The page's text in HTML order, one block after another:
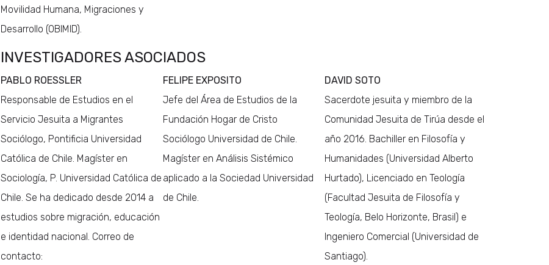
Movilidad Humana, Migraciones y
Desarrollo (OBIMID).
INVESTIGADORES ASOCIADOS
PABLO ROESSLER
Responsable de Estudios en el
Servicio Jesuita a Migrantes
Sociólogo, Pontificia Universidad
Católica de Chile. Magíster en
Sociología, P. Universidad Católica de
Chile. Se ha dedicado desde 2014 a
estudios sobre migración, educación
e identidad nacional. Correo de
contacto:
FELIPE EXPOSITO
Jefe del Área de Estudios de la
Fundación Hogar de Cristo
Sociólogo Universidad de Chile.
Magíster en Análisis Sistémico
aplicado a la Sociedad Universidad
de Chile.
DAVID SOTO
Sacerdote jesuita y miembro de la
Comunidad Jesuita de Tirúa desde el
año 2016. Bachiller en Filosofía y
Humanidades (Universidad Alberto
Hurtado), Licenciado en Teología
(Facultad Jesuita de Filosofía y
Teología, Belo Horizonte, Brasil) e
Ingeniero Comercial (Universidad de
Santiago).